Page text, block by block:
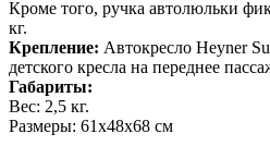
Кроме того, ручка автолюльки
кг.
Крепление: Автокресло Heyner
детского кресла на переднее
Габариты:
Вес: 2,5 кг.
Размеры: 61х48х68 см